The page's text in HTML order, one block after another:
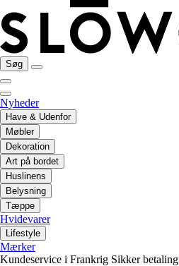
Søg
Nyheder
Have & Udenfor
Møbler
Dekoration
Art på bordet
Huslinens
Belysning
Tæppe
Hvidevarer
Lifestyle
Mærker
Kundeservice i Frankrig Sikker betaling